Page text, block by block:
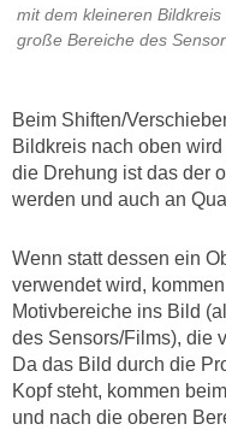
mit dem kleineren
große Bereiche des
Beim Shiften/
Bildkreis nach oben
die Drehung ist das der
werden und auch an
Wenn statt dessen ein
verwendet wird,
Motivbereiche ins Bild
des Sensors/Films), die
Da das Bild durch die
Kopf steht, kommen
und nach die oberen